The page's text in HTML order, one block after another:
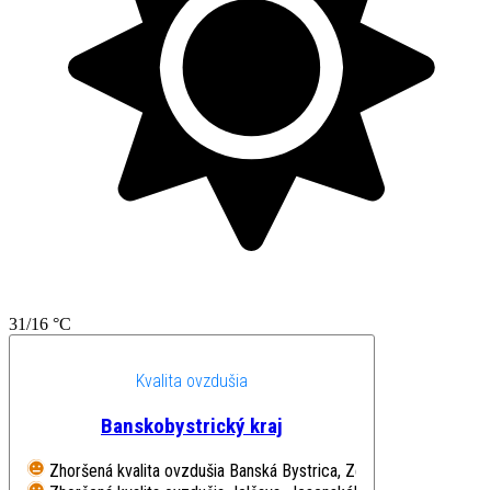
31/16 °C
Kvalita ovzdušia
Banskobystrický kraj
Zhoršená kvalita ovzdušia Banská Bystrica, Zelená